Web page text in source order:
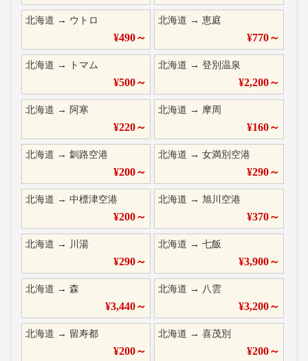
北海道 → ウトロ
¥490～
北海道 →恵庭
¥770～
北海道 → トマム
¥500～
北海道 →登別温泉
¥2,200～
北海道 → 阿寒
¥220～
北海道 → 摩周
¥160～
北海道 → 釧路空港
¥200～
北海道 →女満別空港
¥290～
北海道 → 中標津空港
¥200～
北海道 →旭川空港
¥370～
北海道 → 川湯
¥290～
北海道 →七飯
¥3,900～
北海道 → 森
¥3,440～
北海道 → 八雲
¥3,200～
北海道 → 留寿都
¥200～
北海道 →喜茂別
¥200～